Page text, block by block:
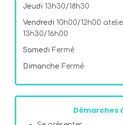
Jeudi 13h30/18h30
Vendredi 10h00/12h00
13h30/16h00
Samedi Fermé
Dimanche Fermé
Démarches